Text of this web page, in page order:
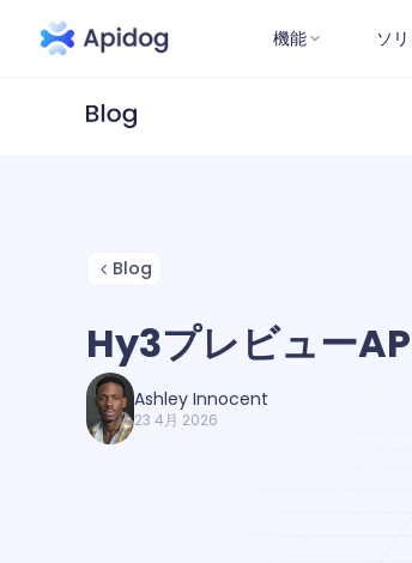
機能 ソ
Blog
Hy3プレビュー
Ashley Innocent
23 4月 2026